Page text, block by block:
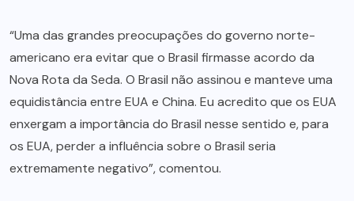
“Uma das grandes preocupações do governo norte-
americano era evitar que o Brasil firmasse acordo da
Nova Rota da Seda. O Brasil não assinou e manteve uma
equidistância entre EUA e China. Eu acredito que os EUA
enxergam a importância do Brasil nesse sentido e, para
os EUA, perder a influência sobre o Brasil seria
extremamente negativo”, comentou.